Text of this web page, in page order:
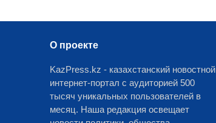
О проекте
KazPress.kz - казахстанский новостной
интернет-портал с аудиторией 500
тысяч уникальных пользователей в
месяц. Наша редакция освещает